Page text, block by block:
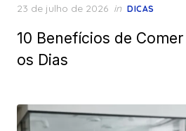
Posted
23 de julho de 2026 in DICAS
10 Benefícios de
os Dias